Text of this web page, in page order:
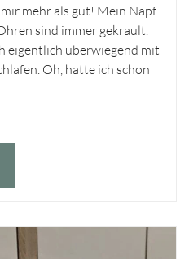
mehr als gut! Mein Napf
sind immer gekrault.
eigentlich überwiegend mit
Oh, hatte ich schon